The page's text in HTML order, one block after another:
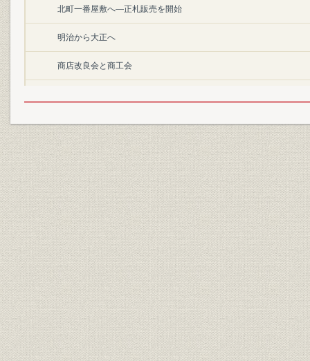
北町一番屋敷へ―正札販売を開始
明治から大正へ
商店改良会と商工会
岡田屋の売り出し
株式会社組織に改める
六世惣右衛門の死
田鶴―立ち売り陳列式に改める
長姉嘉鶴子から次妹千鶴子へ
戦時統制
切符制以降
四日市大空襲―店舗焼失
終戦